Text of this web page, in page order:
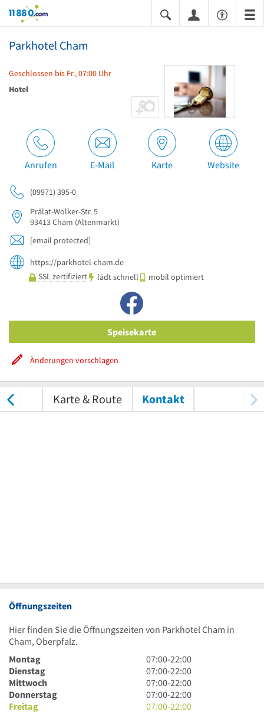
11880.com
Parkhotel Cham
Geschlossen bis Fr., 07:00 Uhr
Hotel
Anrufen E-Mail Karte Website
(09971) 395-0
Prälat-Wolker-Str. 5
93413Cham (Altenmarkt)
[email protected]
https://parkhotel-cham.de
SSL zertifiziert
lädt schnell mobil optimiert
Speisekarte
Änderungen vorschlagen
Karte & Route Kontakt
Öffnungszeiten
Hier finden Sie die Öffnungszeiten von Parkhotel Cham in
Cham, Oberpfalz.
Montag
7
Uhr
bis
22
Uhr
07:00-22:00
Dienstag
7
Uhr
bis
22
07:00-22:00
Mittwoch
7
Uhr
bis
07:00-22:00
Donnerstag
7
Uhr
07:00-22:00
Freitag
7
07:00-22:00